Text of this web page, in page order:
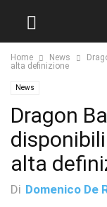
Home News
alta definizione
News
Dragon
alta
Di Domenico De